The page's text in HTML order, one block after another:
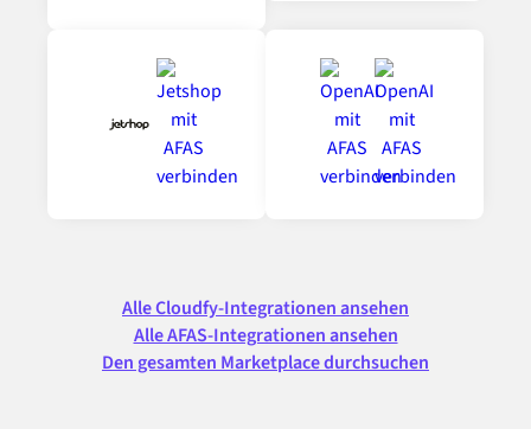
Alle Cloudfy-Integrationen ansehen
Alle AFAS-Integrationen ansehen
Den gesamten Marketplace durchsuchen